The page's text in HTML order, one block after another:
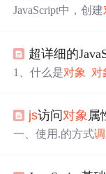
JavaScript中，创建
个属性并赋值。
就是对象直接量，代
超详细的
1、什么是对象 对
都是对象
js访问对象 属
一、使用.的方式